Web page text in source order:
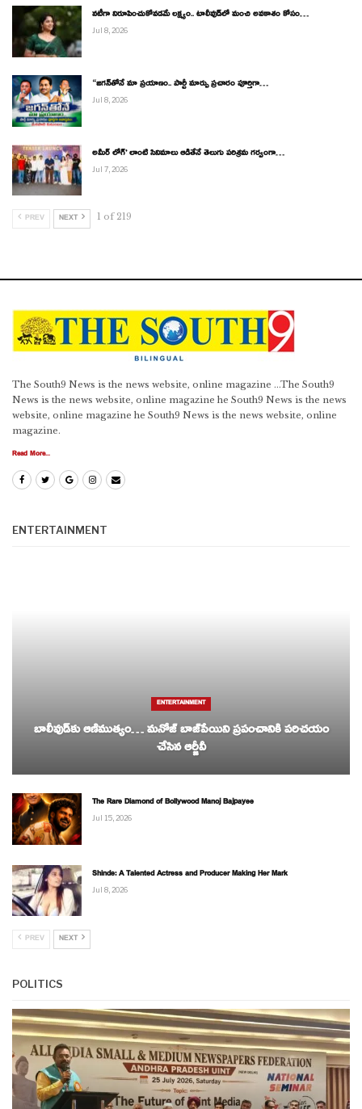
నటీగా నిరూపించుకోవడమే లక్ష్యం.. టాలీవుడ్‌లో మంచి అవకాశం కోసం…
Jul 8, 2026
“జగన్‌తోనే మా ప్రయాణం.. పార్టీ మార్పు ప్రచారం పూర్తిగా…
Jul 8, 2026
అమీర్ లోగ్’ లాంటి సినిమాలు ఆడితేనే తెలుగు పరిశ్రమ గర్వంగా…
Jul 7, 2026
PREV NEXT 1 of 219
The South9 News is the news website, online magazine ...The South9
News is the news website, online magazine he South9 News is the news
website, online magazine he South9 News is the news website, online
magazine.
Read More...
ENTERTAINMENT
ENTERTAINMENT
బాలీవుడ్‌కు ఆణిముత్యం… మనోజ్ బాజ్‌పేయిని ప్రపంచానికి పరిచయం
చేసిన ఆర్జీవీ
The Rare Diamond of Bollywood Manoj Bajpayee
Jul 15, 2026
Shinde: A Talented Actress and Producer Making Her Mark
Jul 8, 2026
PREV NEXT
POLITICS